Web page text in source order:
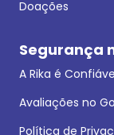
Doações
Segurança
A Rika é
Avaliações no
Política de